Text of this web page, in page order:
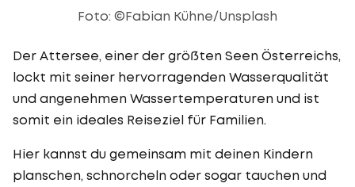
Foto: ©Fabian Kühne/Unsplash
Der Attersee, einer der größten Seen Österreichs,
lockt mit seiner hervorragenden Wasserqualität
und angenehmen Wassertemperaturen und ist
somit ein ideales Reiseziel für Familien.
Hier kannst du gemeinsam mit deinen Kindern
planschen, schnorcheln oder sogar tauchen und